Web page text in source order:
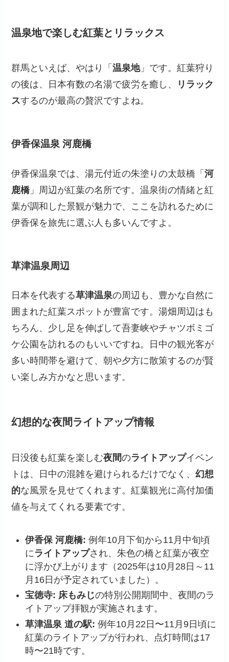
温泉地で楽しむ紅葉とリラックス
群馬といえば、やはり「温泉地」です。紅葉狩り
の後は、日本有数の名湯で疲労を癒し、
リラック
スするのが最高の贅沢ですよね。
伊香保温泉 河鹿橋
伊香保温泉では、湯元付近の朱塗りの太鼓橋「河
鹿橋」周辺が紅葉の名所です。温泉街の情緒と紅
葉が調和した景観が魅力で、ここを訪れるために
伊香保を旅先に選ぶ人も多いんですよ。
草津温泉周辺
日本を代表する草津温泉の周辺も、豊かな自然に
囲まれた紅葉スポットが豊富です。湯畑周辺はも
ちろん、少し足を伸ばして吾妻峡やチャツボミゴ
ケ公園を訪れるのもいいですね。日中の観光客が
多い時間帯を避けて、朝や夕方に散策するのが賢
い楽しみ方かなと思います。
幻想的な夜間ライトアップ情報
日没後も紅葉を楽しむ夜間のライトアップイベン
トは、日中の混雑を避けられるだけでなく、幻想
的な風景を見せてくれます。紅葉観光に高付加価
値を与えてくれる要素です。
伊香保 河鹿橋: 例年10月下旬から11月中旬頃
に ライトアップされ、朱色の橋と紅葉が夜空
に浮かび上がります（2025年は10月28日～11
月16日が予定されていました）。
宝徳寺: 床もみじの特別公開期間中、夜間のラ
イトアップ拝観が実施されます。
草津温泉 道の駅: 例年10月22日〜11月9日頃に
紅葉のライトアップが行われ、点灯時間は17
時〜21時です。